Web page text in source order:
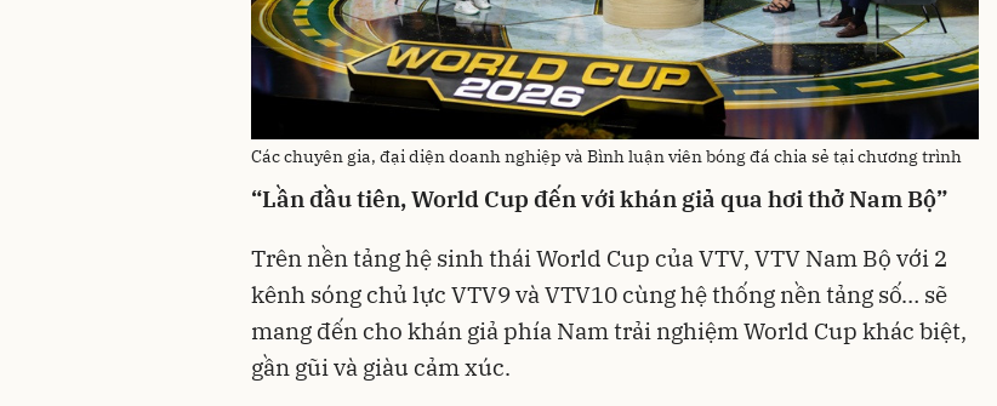
Các chuyên gia, đại diện doanh nghiệp và Bình luận viên bóng đá chia sẻ tại chương trình
“Lần đầu tiên, World Cup đến với khán giả qua hơi thở Nam Bộ”
Trên nền tảng hệ sinh thái World Cup của VTV, VTV Nam Bộ với 2
kênh sóng chủ lực VTV9 và VTV10 cùng hệ thống nền tảng số… sẽ
mang đến cho khán giả phía Nam trải nghiệm World Cup khác biệt,
gần gũi và giàu cảm xúc.